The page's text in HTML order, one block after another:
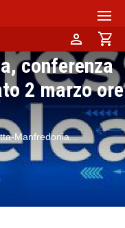
person shopping_cart
conferenza
2 marzo ore
Manfredonia...